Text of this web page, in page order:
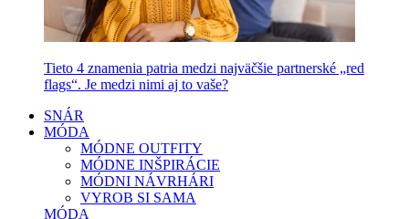
Tieto 4 znamenia patria medzi najväčšie partnerské „red
flags“. Je medzi nimi aj to vaše?
SNÁR
MÓDA
MÓDNE OUTFITY
MÓDNE INŠPIRÁCIE
MÓDNI NÁVRHÁRI
VYROB SI SAMA
MÓDA